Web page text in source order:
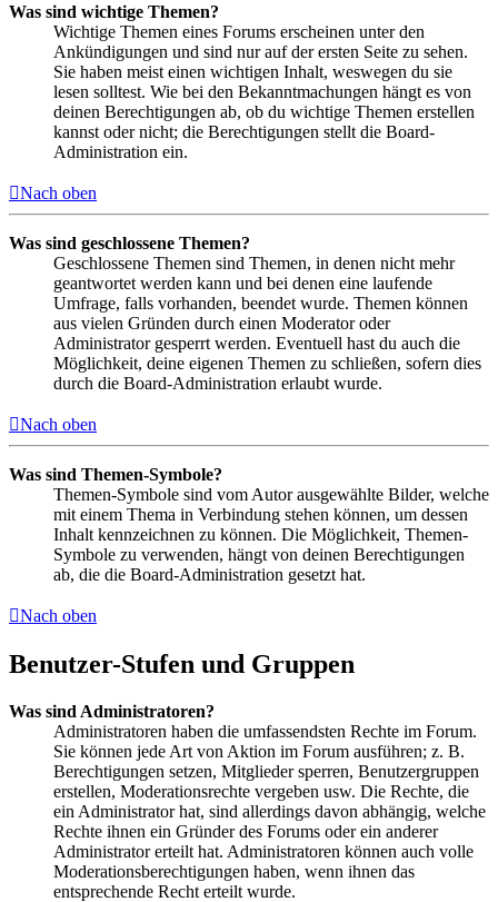
Was sind wichtige Themen?
Wichtige Themen eines Forums erscheinen unter den
Ankündigungen und sind nur auf der ersten Seite zu sehen.
Sie haben meist einen wichtigen Inhalt, weswegen du sie
lesen solltest. Wie bei den Bekanntmachungen hängt es von
deinen Berechtigungen ab, ob du wichtige Themen erstellen
kannst oder nicht; die Berechtigungen stellt die Board-
Administration ein.
Nach oben
Was sind geschlossene Themen?
Geschlossene Themen sind Themen, in denen nicht mehr
geantwortet werden kann und bei denen eine laufende
Umfrage, falls vorhanden, beendet wurde. Themen können
aus vielen Gründen durch einen Moderator oder
Administrator gesperrt werden. Eventuell hast du auch die
Möglichkeit, deine eigenen Themen zu schließen, sofern dies
durch die Board-Administration erlaubt wurde.
Nach oben
Was sind Themen-Symbole?
Themen-Symbole sind vom Autor ausgewählte Bilder, welche
mit einem Thema in Verbindung stehen können, um dessen
Inhalt kennzeichnen zu können. Die Möglichkeit, Themen-
Symbole zu verwenden, hängt von deinen Berechtigungen
ab, die die Board-Administration gesetzt hat.
Nach oben
Benutzer-Stufen und Gruppen
Was sind Administratoren?
Administratoren haben die umfassendsten Rechte im Forum.
Sie können jede Art von Aktion im Forum ausführen; z. B.
Berechtigungen setzen, Mitglieder sperren, Benutzergruppen
erstellen, Moderationsrechte vergeben usw. Die Rechte, die
ein Administrator hat, sind allerdings davon abhängig, welche
Rechte ihnen ein Gründer des Forums oder ein anderer
Administrator erteilt hat. Administratoren können auch volle
Moderationsberechtigungen haben, wenn ihnen das
entsprechende Recht erteilt wurde.